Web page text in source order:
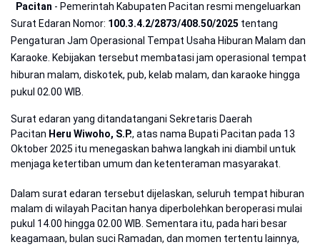
Pacitan - Pemerintah Kabupaten Pacitan resmi mengeluarkan
Surat Edaran Nomor: 100.3.4.2/2873/408.50/2025 tentang
Pengaturan Jam Operasional Tempat Usaha Hiburan Malam dan
Karaoke. Kebijakan tersebut membatasi jam operasional tempat
hiburan malam, diskotek, pub, kelab malam, dan karaoke hingga
pukul 02.00 WIB.
Surat edaran yang ditandatangani Sekretaris Daerah
Pacitan Heru Wiwoho, S.P., atas nama Bupati Pacitan pada 13
Oktober 2025 itu menegaskan bahwa langkah ini diambil untuk
menjaga ketertiban umum dan ketenteraman masyarakat.
Dalam surat edaran tersebut dijelaskan, seluruh tempat hiburan
malam di wilayah Pacitan hanya diperbolehkan beroperasi mulai
pukul 14.00 hingga 02.00 WIB. Sementara itu, pada hari besar
keagamaan, bulan suci Ramadan, dan momen tertentu lainnya,